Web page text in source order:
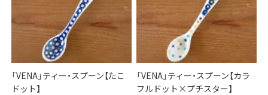
「VENA」ティー・スプーン【たこ
ドット】
「VENA」ティー・スプーン【カラ
フルドット×プチスター】